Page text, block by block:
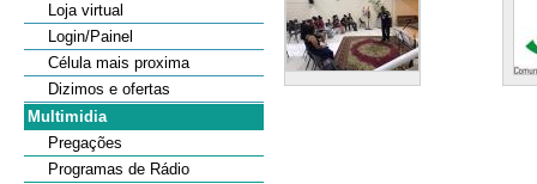
Loja virtual
Login/Painel
Célula mais proxima
Dizimos e ofertas
Multimidia
Pregações
Programas de Rádio